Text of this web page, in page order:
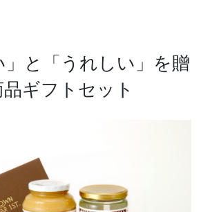
」と「うれしい」を贈
ギフトセット